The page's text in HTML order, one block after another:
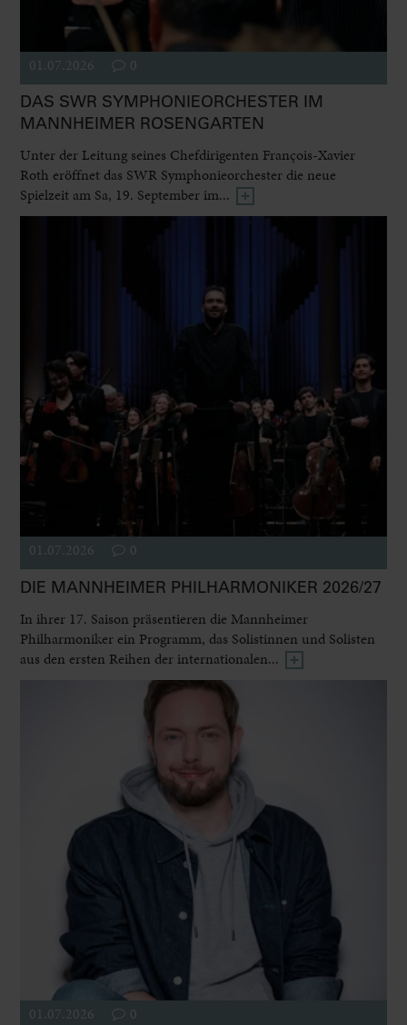
01.07.2026 0
DAS SWR SYMPHONIEORCHESTER IM
MANNHEIMER ROSENGARTEN
Unter der Leitung seines Chefdirigenten François-Xavier
Roth eröffnet das SWR Symphonieorchester die neue
Spielzeit am Sa, 19. September im...
01.07.2026 0
DIE MANNHEIMER PHILHARMONIKER 2026/27
In ihrer 17. Saison präsentieren die Mannheimer
Philharmoniker ein Programm, das Solistinnen und Solisten
aus den ersten Reihen der internationalen...
01.07.2026 0